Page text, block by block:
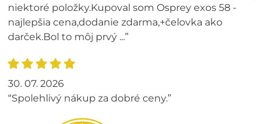
niektoré položky.Kupoval som Osprey exos 58 -
najlepšia cena,dodanie zdarma,+čelovka ako
darček.Bol to môj prvý ...”
30. 07. 2026
“Spolehlivý nákup za dobré ceny.”